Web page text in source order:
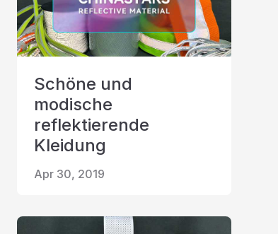
Schöne und
modische
reflektierende
Kleidung
Apr 30, 2019